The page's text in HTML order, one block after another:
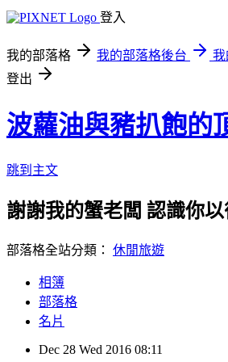
登入
我的部落格 我的部落格後台
我
登出
波蘿油與豬扒飽的
跳到主文
謝謝我的蟹老闆 認識你
部落格全站分類： 休閒旅遊
相簿
部落格
名片
Dec 28 Wed 2016 08:11